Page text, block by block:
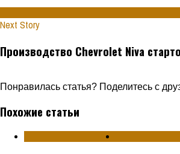
Next Story
Производство Chevrolet Niva
Понравилась статья? Поделитесь с
Похожие статьи